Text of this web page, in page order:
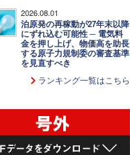
2026.08.01
泊原発の再稼動が27年末以降
にずれ込む可能性 ─ 電気料
金を押し上げ、物価高を助長
する原子力規制委の審査基準
を見直すべき
ランキング一覧はこちら